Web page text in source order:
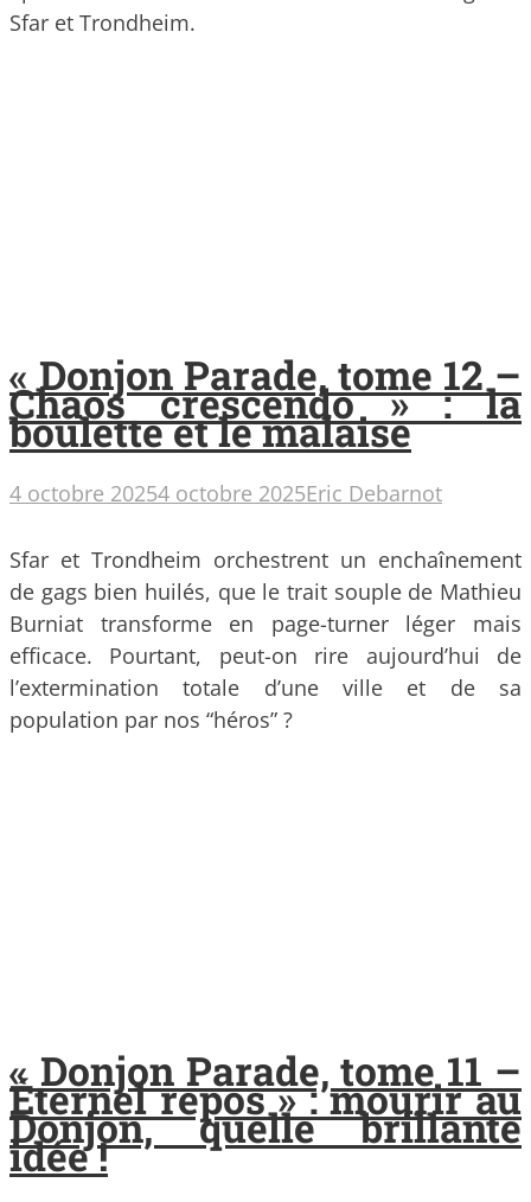
Sfar et Trondheim.
« Donjon Parade, tome 12 –
Chaos crescendo » : la
boulette et le malaise
4 octobre 20254 octobre 2025Eric Debarnot
Sfar et Trondheim orchestrent un enchaînement
de gags bien huilés, que le trait souple de Mathieu
Burniat transforme en page-turner léger mais
efficace. Pourtant, peut-on rire aujourd’hui de
l’extermination totale d’une ville et de sa
population par nos “héros” ?
« Donjon Parade, tome 11 –
Éternel repos » : mourir au
Donjon, quelle brillante
idée !